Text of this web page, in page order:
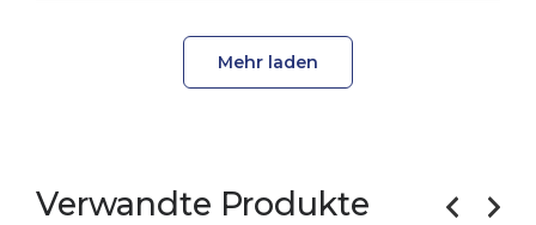
Mehr laden
Verwandte Produkte